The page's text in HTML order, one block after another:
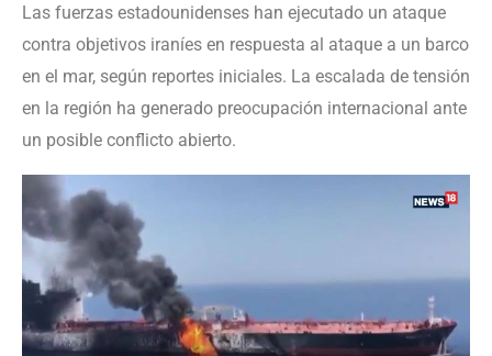
Las fuerzas estadounidenses han ejecutado un ataque
contra objetivos iraníes en respuesta al ataque a un barco
en el mar, según reportes iniciales. La escalada de tensión
en la región ha generado preocupación internacional ante
un posible conflicto abierto.